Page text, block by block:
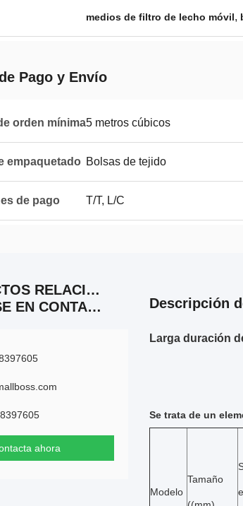
medios de filtro de lecho móvil,
Pago y Envío
orden mínima5 metros cúbicos
empaquetado Bolsas de tejido
de pago T/T, L/C
PRODUCTOS RELACIONADOS
PÓNGASE EN CONTACTO
ahora
Descripción
Larga duración
Se trata de un
Modelo
Tamaño